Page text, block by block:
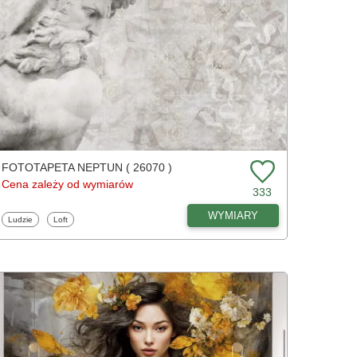
FOTOTAPETA NEPTUN ( 26070 )
Cena zależy od wymiarów
333
Fototapety
Ludzie Fototapety
Loft WYMIARY